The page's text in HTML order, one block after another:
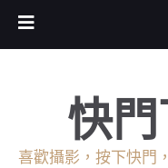
快
喜歡攝影，按下快門